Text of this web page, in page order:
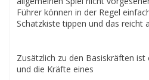
Führer können in der Regel
Schatzkiste tippen und das reicht
Zusätzlich zu den Basiskräften ist
und die Kräfte eines